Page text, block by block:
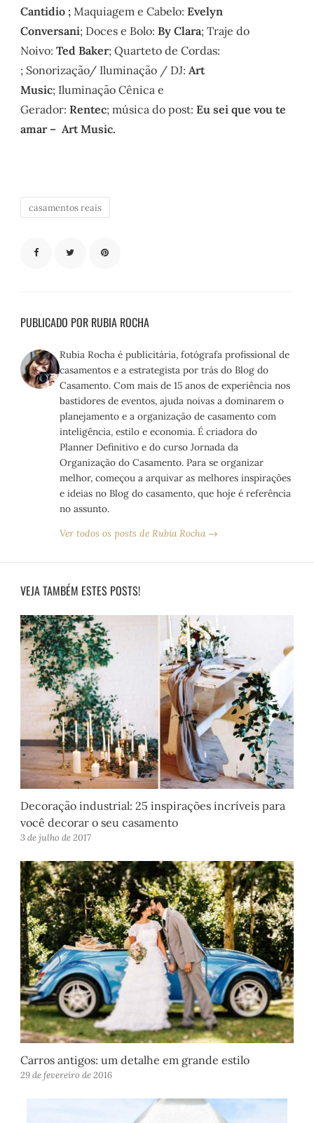
Cantidio ; Maquiagem e Cabelo: Evelyn
Conversani; Doces e Bolo:By Clara; Traje do
Noivo: Ted Baker; Quarteto de Cordas:
; Sonorização/ Iluminação / DJ: Art
Music; Iluminação Cênica e
Gerador: Rentec; música do post:Eu sei que vou te
amar – Art Music.
casamentos reais
PUBLICADO POR RUBIA ROCHA
Rubia Rocha é publicitária, fotógrafa profissional de
casamentos e a estrategista por trás do Blog do
Casamento. Com mais de 15 anos de experiência nos
bastidores de eventos, ajuda noivas a dominarem o
planejamento e a organização de casamento com
inteligência, estilo e economia. É criadora do
Planner Definitivo e do curso Jornada da
Organização do Casamento. Para se organizar
melhor, começou a arquivar as melhores inspirações
e ideias no Blog do casamento, que hoje é referência
no assunto.
Ver todos os posts de Rubia Rocha →
VEJA TAMBÉM ESTES POSTS!
Decoração industrial: 25 inspirações incríveis para
você decorar o seu casamento
3 de julho de 2017
Carros antigos: um detalhe em grande estilo
29 de fevereiro de 2016